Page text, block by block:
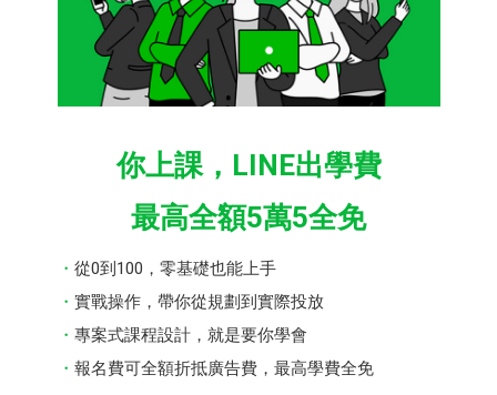
你上課，LINE出學費
最高全額5萬5全免
從0到100，零基礎也能上手
實戰操作，帶你從規劃到實際投放
專案式課程設計，就是要你學會
報名費可全額折抵廣告費，最高學費全免